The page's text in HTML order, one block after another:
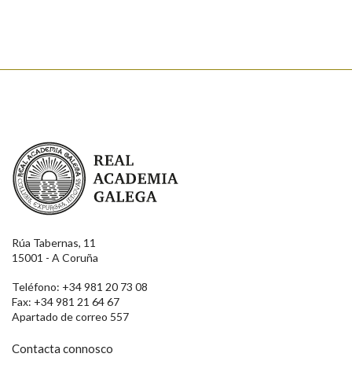
Real Academia Galega
Rúa Tabernas, 11
15001 - A Coruña
Teléfono: +34 981 20 73 08
Fax: +34 981 21 64 67
Apartado de correo 557
Contacta connosco